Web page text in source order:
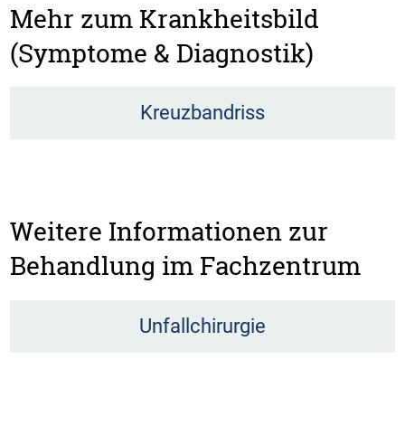
Mehr zum Krankheitsbild
(Symptome & Diagnostik)
Kreuzbandriss
Weitere Informationen zur
Behandlung im Fachzentrum
Unfallchirurgie